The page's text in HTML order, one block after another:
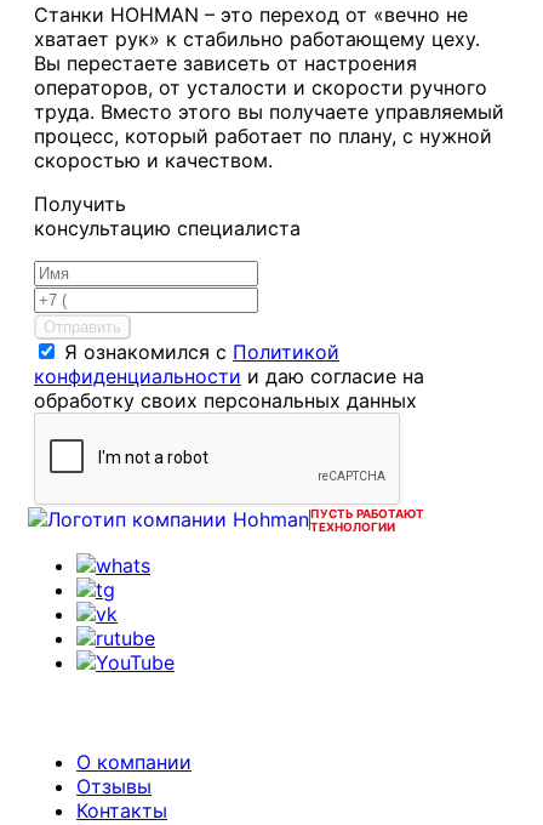
Станки HOHMAN – это переход от «вечно не
хватает рук» к стабильно работающему цеху.
Вы перестаете зависеть от настроения
операторов, от усталости и скорости ручного
труда. Вместо этого вы получаете управляемый
процесс, который работает по плану, с нужной
скоростью и качеством.
Получить
консультацию специалиста
Отправить
Я ознакомился с Политикой
конфиденциальности и даю согласие на
обработку своих персональных данных
ПУСТЬ РАБОТАЮТ
ТЕХНОЛОГИИ
О компании
Отзывы
Контакты